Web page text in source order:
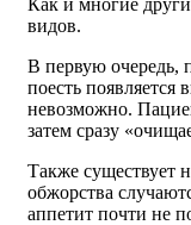
Как и многие
видов.
В первую очередь,
поесть появляется
невозможно.
затем сразу
Также существует
обжорства
аппетит почти не